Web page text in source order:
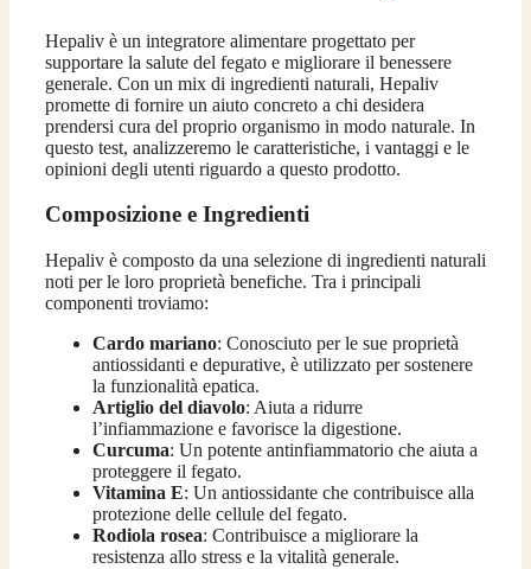
Hepaliv è un integratore alimentare progettato per
supportare la salute del fegato e migliorare il benessere
generale. Con un mix di ingredienti naturali, Hepaliv
promette di fornire un aiuto concreto a chi desidera
prendersi cura del proprio organismo in modo naturale. In
questo test, analizzeremo le caratteristiche, i vantaggi e le
opinioni degli utenti riguardo a questo prodotto.
Composizione e Ingredienti
Hepaliv è composto da una selezione di ingredienti naturali
noti per le loro proprietà benefiche. Tra i principali
componenti troviamo:
Cardo mariano: Conosciuto per le sue proprietà
antiossidanti e depurative, è utilizzato per sostenere
la funzionalità epatica.
Artiglio del diavolo: Aiuta a ridurre
l’infiammazione e favorisce la digestione.
Curcuma: Un potente antinfiammatorio che aiuta a
proteggere il fegato.
Vitamina E: Un antiossidante che contribuisce alla
protezione delle cellule del fegato.
Rodiola rosea: Contribuisce a migliorare la
resistenza allo stress e la vitalità generale.